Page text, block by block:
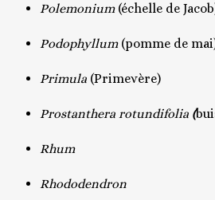
Polemonium (échelle de
Podophyllum (pomme de
Primula (Primevère)
Prostanthera rotundifolia (
Rhum
Rhododendron